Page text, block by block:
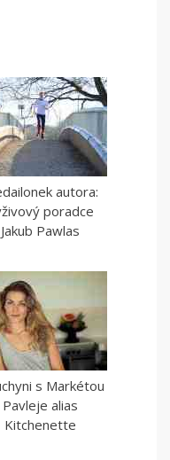
autora:
poradce
Jakub Pawlas
s Markétou
Pavleje alias
Kitchenette